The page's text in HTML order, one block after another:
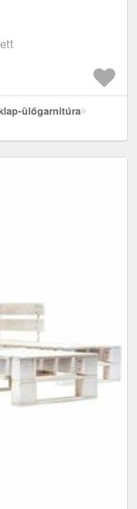
ülőgarnitúra